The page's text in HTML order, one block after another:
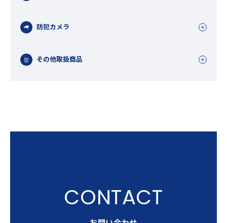
防犯カメラ
その他取扱商品